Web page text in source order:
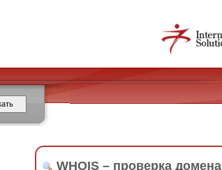
WHOIS – проверка домена